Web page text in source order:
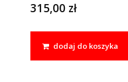
315,00 zł
dodaj do koszyka